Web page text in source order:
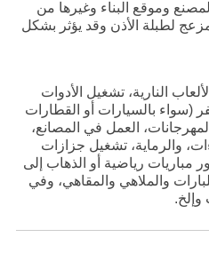
وموقع البناء وغيرها من
لطبلة الأذن وقد يؤثر بشكل
النارية، تشغيل الأدوات
(سواء بالسيارات أو القطارات
العمل في المصانع،
والرماية، تشغيل جزازات
مباريات رياضية أو الذهاب إلى
والملاهي والمقاهي، وفي